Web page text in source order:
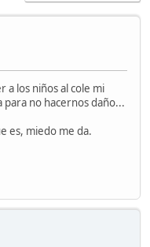
a los niños al cole mi
no hacernos daño...
es, miedo me da.